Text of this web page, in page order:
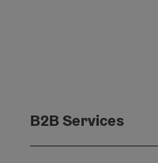
B2B Services